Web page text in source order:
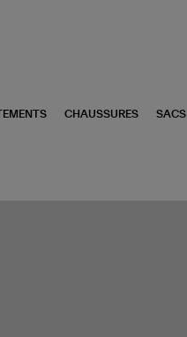
CHAUSSURES SACS